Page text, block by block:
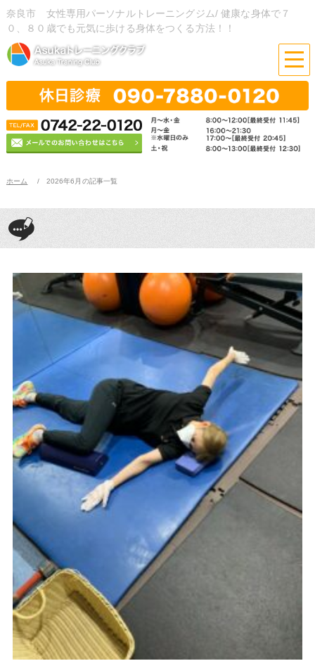
奈良市 女性専用パーソナルトレーニングジム/ 健康な身体で７
０、８０歳でも元気に歩ける身体をつくる方法！！
ホーム 2026年6月の記事一覧